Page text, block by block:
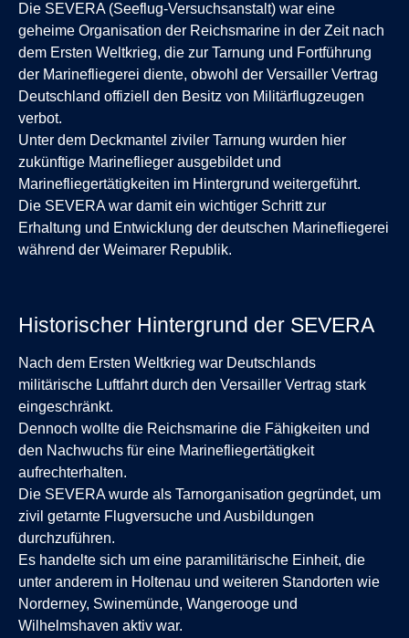
Die SEVERA (Seeflug-Versuchsanstalt) war eine
geheime Organisation der Reichsmarine in der Zeit nach
dem Ersten Weltkrieg, die zur Tarnung und Fortführung
der Marinefliegerei diente, obwohl der Versailler Vertrag
Deutschland offiziell den Besitz von Militärflugzeugen
verbot.
Unter dem Deckmantel ziviler Tarnung wurden hier
zukünftige Marineflieger ausgebildet und
Marinefliegertätigkeiten im Hintergrund weitergeführt.
Die SEVERA war damit ein wichtiger Schritt zur
Erhaltung und Entwicklung der deutschen Marinefliegerei
während der Weimarer Republik.
Historischer Hintergrund der SEVERA
Nach dem Ersten Weltkrieg war Deutschlands
militärische Luftfahrt durch den Versailler Vertrag stark
eingeschränkt.
Dennoch wollte die Reichsmarine die Fähigkeiten und
den Nachwuchs für eine Marinefliegertätigkeit
aufrechterhalten.
Die SEVERA wurde als Tarnorganisation gegründet, um
zivil getarnte Flugversuche und Ausbildungen
durchzuführen.
Es handelte sich um eine paramilitärische Einheit, die
unter anderem in Holtenau und weiteren Standorten wie
Norderney, Swinemünde, Wangerooge und
Wilhelmshaven aktiv war.